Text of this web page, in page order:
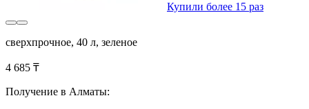
Купили более 15 раз
сверхпрочное, 40 л, зеленое
4 685 ₸
Получение в Алматы: